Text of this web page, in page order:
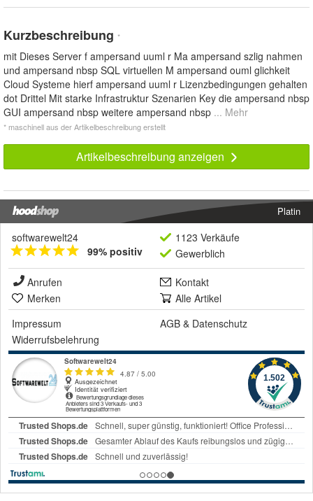
Kurzbeschreibung *
mit Dieses Server f ampersand uuml r Ma ampersand szlig nahmen
und ampersand nbsp SQL virtuellen M ampersand ouml glichkeit
Cloud Systeme hierf ampersand uuml r Lizenzbedingungen gehalten
dot Drittel Mit starke Infrastruktur Szenarien Key die ampersand nbsp
GUI ampersand nbsp weitere ampersand nbsp ... Mehr
* maschinell aus der Artikelbeschreibung erstellt
Artikelbeschreibung anzeigen
Platin
softwarewelt24
99% positiv
1123 Verkäufe
Gewerblich
Anrufen
Kontakt
Merken
Alle Artikel
Impressum
AGB & Datenschutz
Widerrufsbelehrung